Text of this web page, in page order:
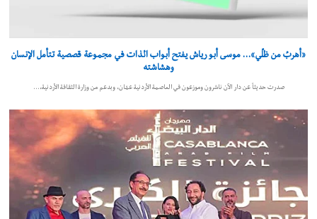
«أهربُ من ظلّي»… موسى أبو رياش يفتح أبواب الذات في مجموعة قصصية تتأمل الإنسان
وهشاشته
صدرت حديثاً عن دار الآن ناشرون وموزعون في العاصمة الأردنية عمّان، وبدعم من وزارة الثقافة الأردنية،…